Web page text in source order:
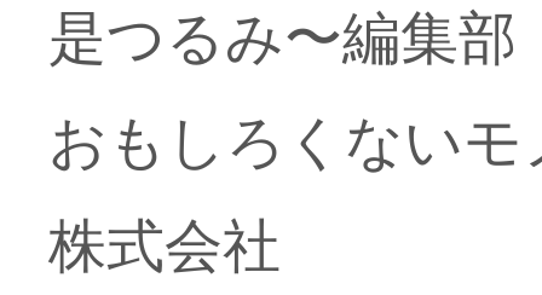
是つるみ〜編集部
おもしろくない
株式会社